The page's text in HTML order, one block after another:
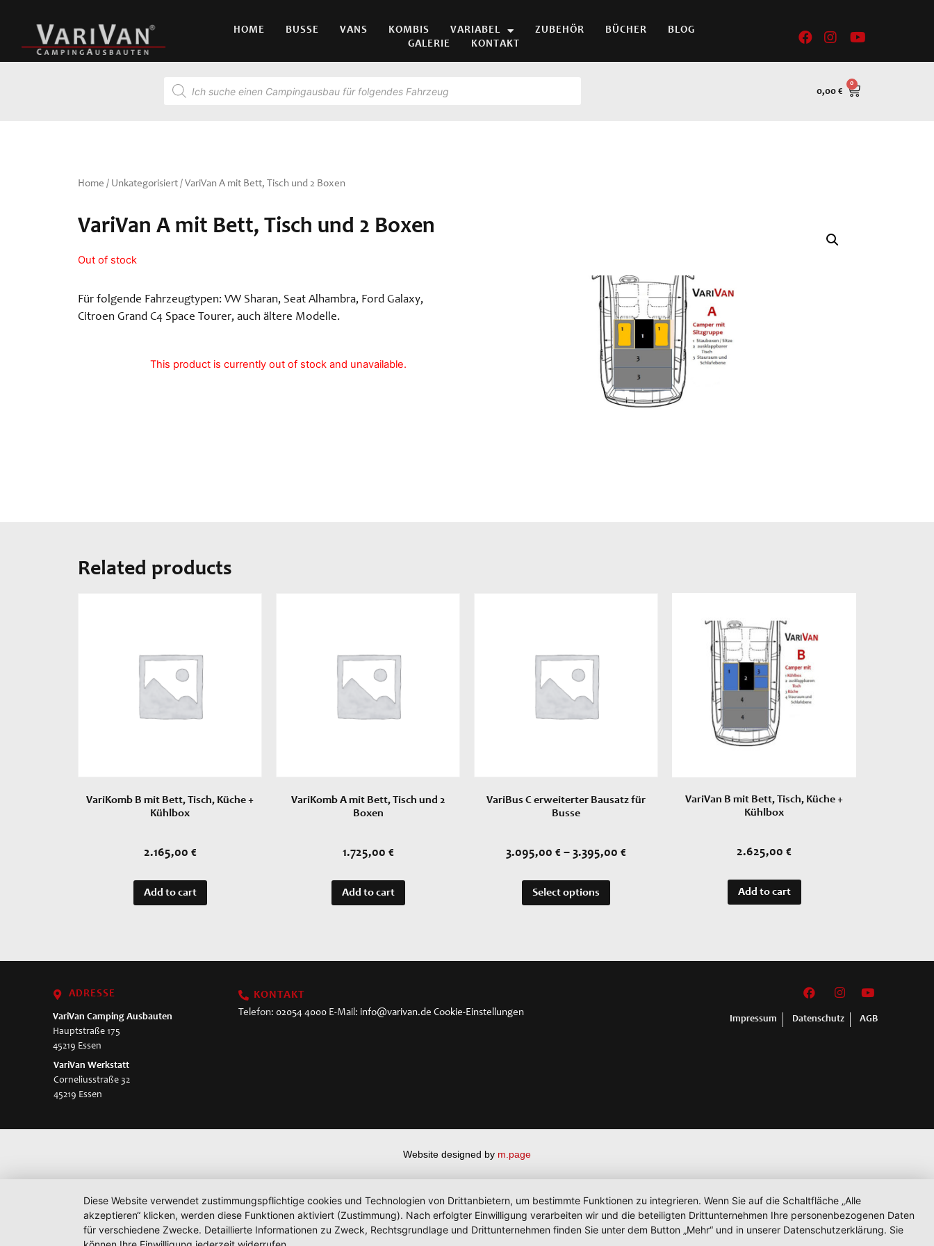
HOME BUSSE VANS KOMBIS VARIABEL ZUBEHÖR BÜCHER
BLOG
GALERIE
KONTAKT
0,00€
Home / Unkategorisiert / VariVan A mit Bett, Tisch und 2 Boxen
VariVan A mit Bett, Tisch und 2 Boxen
Out of stock
Für folgende Fahrzeugtypen: VW Sharan, Seat Alhambra, Ford Galaxy,
Citroen Grand C4 Space Tourer, auch ältere Modelle.
This product is currently out of stock and unavailable.
Related products
VariKomb B mit Bett, Tisch, Küche +
Kühlbox
2.165,00 €
Add to cart
VariKomb A mit Bett, Tisch und 2
Boxen
1.725,00 €
Add to cart
VariBus C erweiterter Bausatz für
Busse
3.095,00 € – 3.395,00 €
Select options
VariVan B mit Bett, Tisch, Küche +
Kühlbox
2.625,00 €
Add to cart
ADRESSE
VariVan Camping Ausbauten
Hauptstraße 175
45219 Essen
VariVan Werkstatt
Corneliusstraße 32
45219 Essen
KONTAKT
Telefon: 02054 4000 E-Mail:info@varivan.de Cookie-Einstellungen
Impressum Datenschutz AGB
Website designed by m.page
Diese Website verwendet zustimmungspflichtige cookies und Technologien von Drittanbietern, um bestimmte Funktionen zu integrieren. Wenn Sie auf die Schaltfläche „Alle
akzeptieren“ klicken, werden diese Funktionen aktiviert (Zustimmung). Nach erfolgter Einwilligung verarbeiten wir und die beteiligten Drittunternehmen Ihre personenbezogenen Daten
für verschiedene Zwecke. Detaillierte Informationen zu Zweck, Rechtsgrundlage und Drittunternehmen finden Sie unter dem Button „Mehr“ und in unserer Datenschutzerklärung. Sie